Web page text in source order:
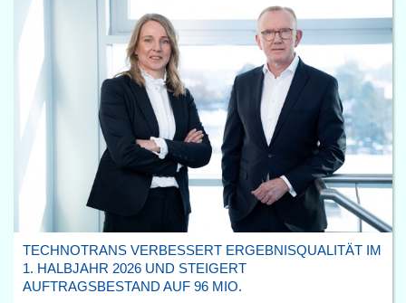
TECHNOTRANS VERBESSERT ERGEBNISQUALITÄT IM
1. HALBJAHR 2026 UND STEIGERT
AUFTRAGSBESTAND AUF 96 MIO.